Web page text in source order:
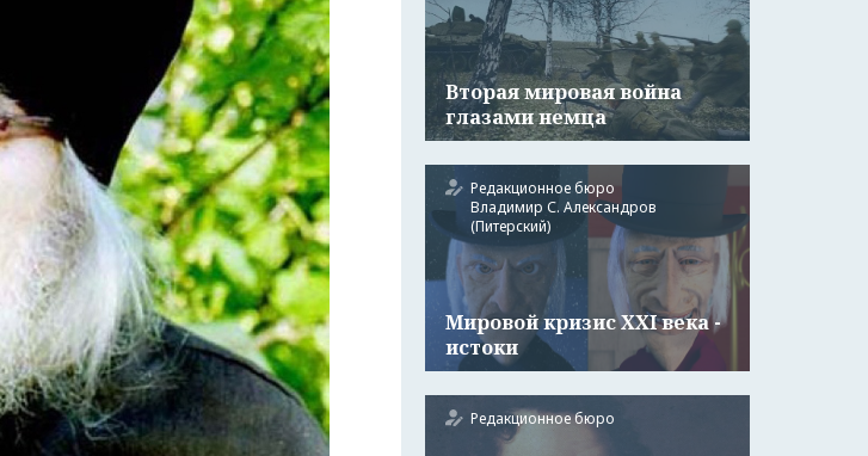
Вторая мировая война
глазами немца
Редакционное бюро
Владимир С. Александров
(Питерский)
Мировой кризис XXI века -
истоки
Редакционное бюро